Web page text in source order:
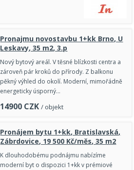
Pronajmu novostavbu 1+kk Brno, U
Leskavy, 35 m2, 3.p
Nový bytový areál. V těsné blízkosti centra a
zároveň pár kroků do přírody. Z balkonu
pěkný výhled do okolí. Moderní, mimořádně
energeticky úsporný…
14900 CZK / objekt
Pronájem bytu 1+kk, Bratislavská,
Zábrdovice, 19 500 Kč/měs, 35 m2
K dlouhodobému podnájmu nabízíme
moderní byt o dispozici 1+kk v prémiové